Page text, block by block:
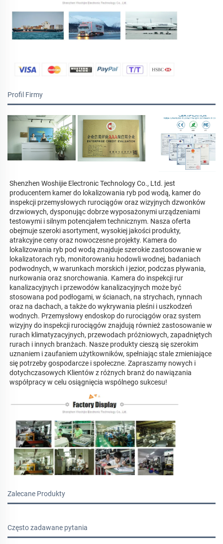
Profil Firmy
Shenzhen Woshijie Electronic Technology Co., Ltd. jest
producentem kamer do lokalizowania ryb pod wodą, kamer do
inspekcji przemysłowych rurociągów oraz wizyjnych dzwonków
drzwiowych, dysponując dobrze wyposażonymi urządzeniami
testowymi i silnym potencjałem technicznym. Nasza oferta
obejmuje szeroki asortyment, wysokiej jakości produkty,
atrakcyjne ceny oraz nowoczesne projekty. Kamera do
lokalizowania ryb pod wodą znajduje szerokie zastosowanie w
lokalizatorach ryb, monitorowaniu hodowli wodnej, badaniach
podwodnych, w warunkach morskich i jezior, podczas pływania,
nurkowania oraz snorchowania. Kamera do inspekcji rur
kanalizacyjnych i przewodów kanalizacyjnych może być
stosowana pod podłogami, w ścianach, na strychach, rynnach
oraz na dachach, a także do wykrywania pleśni i uszkodzeń
wodnych. Przemysłowy endoskop do rurociągów oraz system
wizyjny do inspekcji rurociągów znajdują również zastosowanie w
rurach klimatyzacyjnych, przewodach próżniowych, zapadniętych
rurach i innych branżach. Nasze produkty cieszą się szerokim
uznaniem i zaufaniem użytkowników, spełniając stale zmieniające
się potrzeby gospodarcze i społeczne. Zapraszamy nowych i
dotychczasowych Klientów z różnych branż do nawiązania
współpracy w celu osiągnięcia wspólnego sukcesu!
Zalecane Produkty
Często zadawane pytania